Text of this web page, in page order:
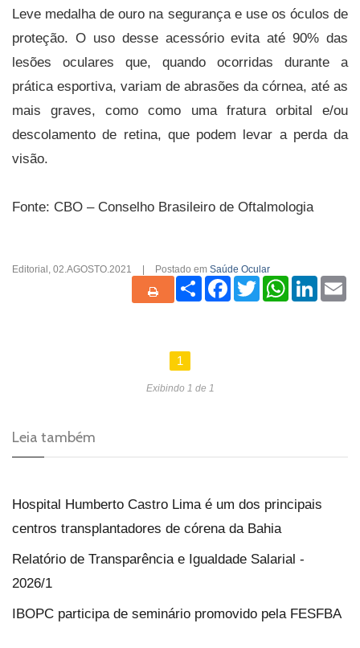
Leve medalha de ouro na segurança e use os óculos de
proteção. O uso desse acessório evita até 90% das
lesões oculares que, quando ocorridas durante a
prática esportiva, variam de abrasões da córnea, até as
mais graves, como como uma fratura orbital e/ou
descolamento de retina, que podem levar a perda da
visão.
Fonte: CBO – Conselho Brasileiro de Oftalmologia
Editorial , 02.AGOSTO.2021 Postado em Saúde Ocular
ShareFacebook
TwitterWhatsApp
1
Exibindo 1 de 1
Leia também
Hospital Humberto Castro Lima é um dos principais
centros transplantadores de córena da Bahia
Relatório de Transparência e Igualdade Salarial -
2026/1
IBOPC participa de seminário promovido pela FESFBA